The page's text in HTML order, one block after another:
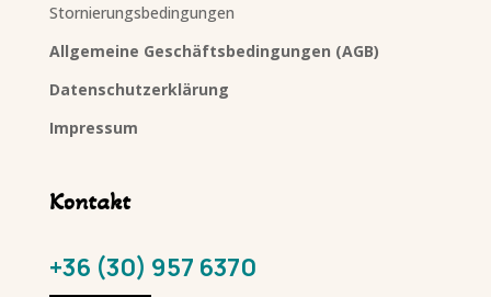
Stornierungsbedingungen
Allgemeine Geschäftsbedingungen (AGB)
Datenschutzerklärung
Impressum
Kontakt
+36 (30) 957 6370